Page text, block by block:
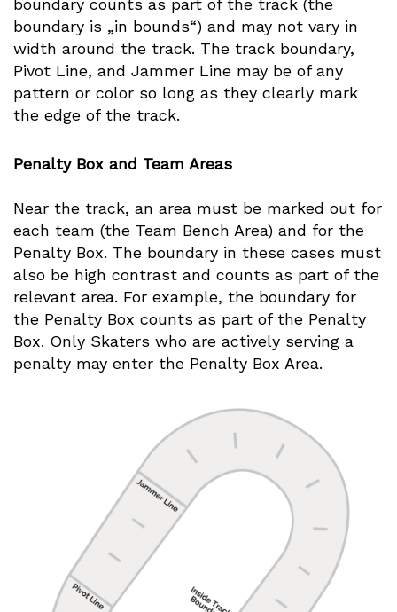
boundary counts as part of the track (the
boundary is „in bounds“) and may not vary in
width around the track. The track boundary,
Pivot Line, and Jammer Line may be of any
pattern or color so long as they clearly mark
the edge of the track.
Penalty Box and Team Areas
Near the track, an area must be marked out for
each team (the Team Bench Area) and for the
Penalty Box. The boundary in these cases must
also be high contrast and counts as part of the
relevant area. For example, the boundary for
the Penalty Box counts as part of the Penalty
Box. Only Skaters who are actively serving a
penalty may enter the Penalty Box Area.